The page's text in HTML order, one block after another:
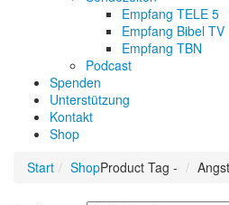
Empfang TELE 5
Empfang Bibel TV
Empfang TBN
Podcast
Spenden
Unterstützung
Kontakt
Shop
Start
ShopProduct Tag - Angst